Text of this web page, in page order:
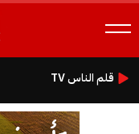
قلم الناس TV